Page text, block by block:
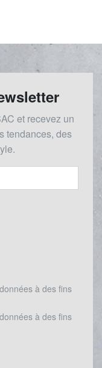
et recevez un
tendances, des
à des fins
à des fins